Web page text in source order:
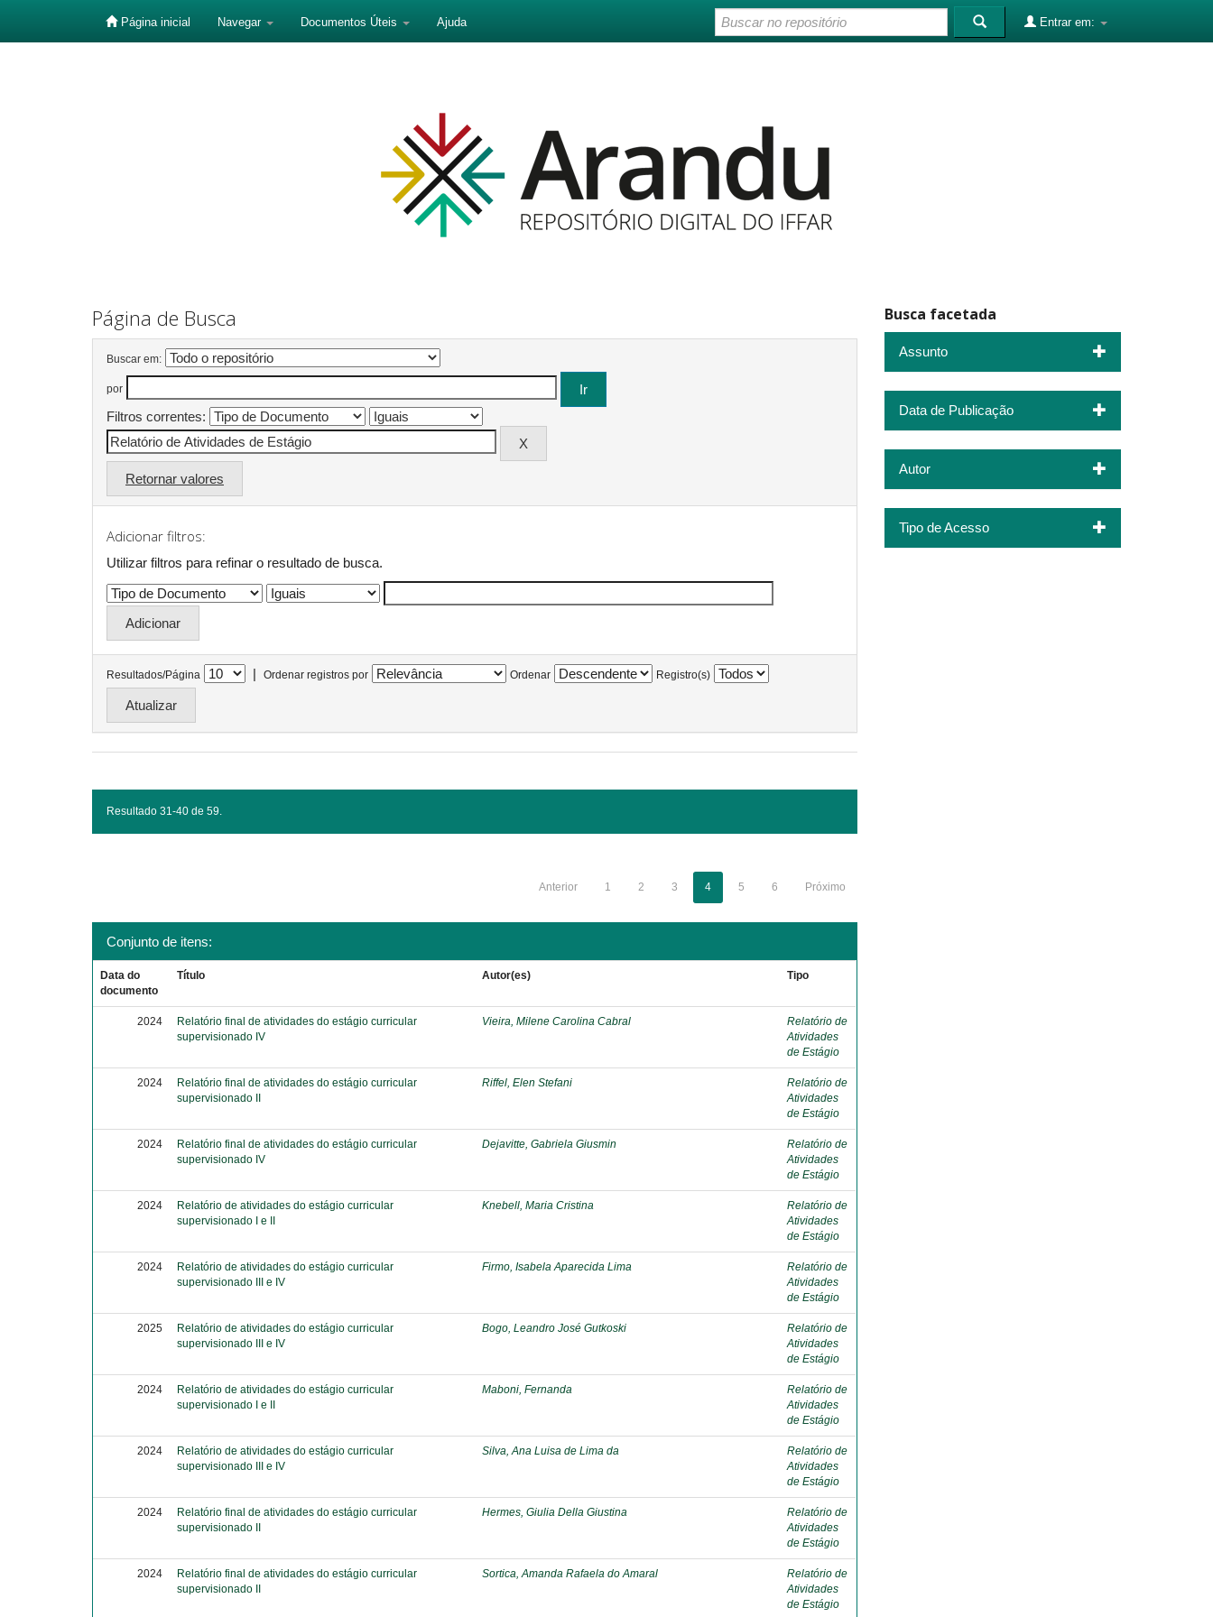
Página inicial Navegar Documentos Úteis Ajuda Entrar em:
Página de Busca
Buscar em:
por
Filtros correntes:
Retornar valores
Adicionar filtros:
Utilizar filtros para refinar o resultado de busca.
Resultados/Página | Ordenar registros por Ordenar Registro(s)
Resultado 31-40 de 59.
Anterior 1 2 3 4 5 6 Próximo
Conjunto de itens:
Data do
documento
Título Autor(es) Tipo
2024
Relatório final de atividades do estágio curricular
supervisionado IV
Vieira, Milene Carolina Cabral
Relatório de
Atividades
de Estágio
2024
Relatório final de atividades do estágio curricular
supervisionado II
Riffel, Elen Stefani
Relatório de
Atividades
de Estágio
2024
Relatório final de atividades do estágio curricular
supervisionado IV
Dejavitte, Gabriela Giusmin
Relatório de
Atividades
de Estágio
2024
Relatório de atividades do estágio curricular
supervisionado I e II
Knebell, Maria Cristina
Relatório de
Atividades
de Estágio
2024
Relatório de atividades do estágio curricular
supervisionado III e IV
Firmo, Isabela Aparecida Lima
Relatório de
Atividades
de Estágio
2025
Relatório de atividades do estágio curricular
supervisionado III e IV
Bogo, Leandro José Gutkoski
Relatório de
Atividades
de Estágio
2024
Relatório de atividades do estágio curricular
supervisionado I e II
Maboni, Fernanda
Relatório de
Atividades
de Estágio
2024
Relatório de atividades do estágio curricular
supervisionado III e IV
Silva, Ana Luisa de Lima da
Relatório de
Atividades
de Estágio
2024
Relatório final de atividades do estágio curricular
supervisionado II
Hermes, Giulia Della Giustina
Relatório de
Atividades
de Estágio
2024
Relatório final de atividades do estágio curricular
supervisionado II
Sortica, Amanda Rafaela do Amaral
Relatório de
Atividades
de Estágio
Busca facetada
Assunto
Data de Publicação
Autor
Tipo de Acesso